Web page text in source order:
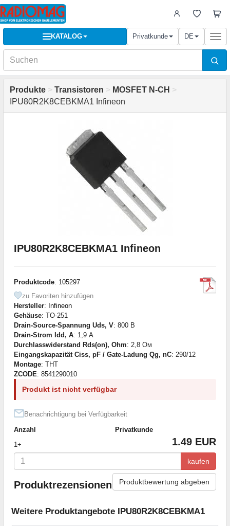
KATALOG Privatkunde DE
Produkte > Transistoren > MOSFET N-CH >
IPU80R2K8CEBKMA1 Infineon
IPU80R2K8CEBKMA1 Infineon
Produktcode: 105297
zu Favoriten hinzufügen
Hersteller: Infineon
Gehäuse: TO-251
Drain-Source-Spannung Uds, V: 800 В
Drain-Strom Idd, A: 1,9 А
Durchlasswiderstand Rds(on), Ohm: 2,8 Ом
Eingangskapazität Ciss, pF / Gate-Ladung Qg, nC: 290/12
Montage: THT
ZCODE: 8541290010
Produkt ist nicht verfügbar
Benachrichtigung bei Verfügbarkeit
Anzahl
Privatkunde
1+
1.49 EUR
kaufen
Produktrezensionen Produktbewertung abgeben
Weitere Produktangebote IPU80R2K8CEBKMA1